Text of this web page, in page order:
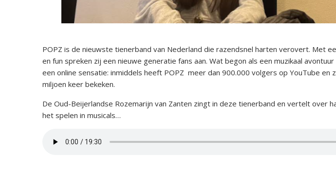
POPZ is de nieuwste tienerband van Nederland die razendsnel harten verovert. Met
en fun spreken zij een nieuwe generatie fans aan. Wat begon als een muzikaal
een online sensatie: inmiddels heeft POPZ meer dan 900.000 volgers op YouTube en
miljoen keer bekeken.
De Oud-Beijerlandse Rozemarijn van Zanten zingt in deze tienerband en vertelt over
het spelen in musicals…